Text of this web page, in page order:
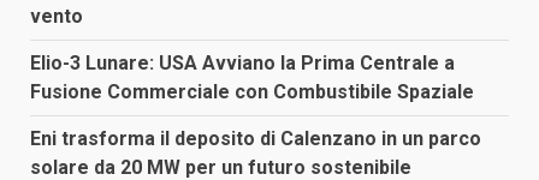
vento
Elio-3 Lunare: USA Avviano la Prima Centrale a
Fusione Commerciale con Combustibile Spaziale
Eni trasforma il deposito di Calenzano in un parco
solare da 20 MW per un futuro sostenibile